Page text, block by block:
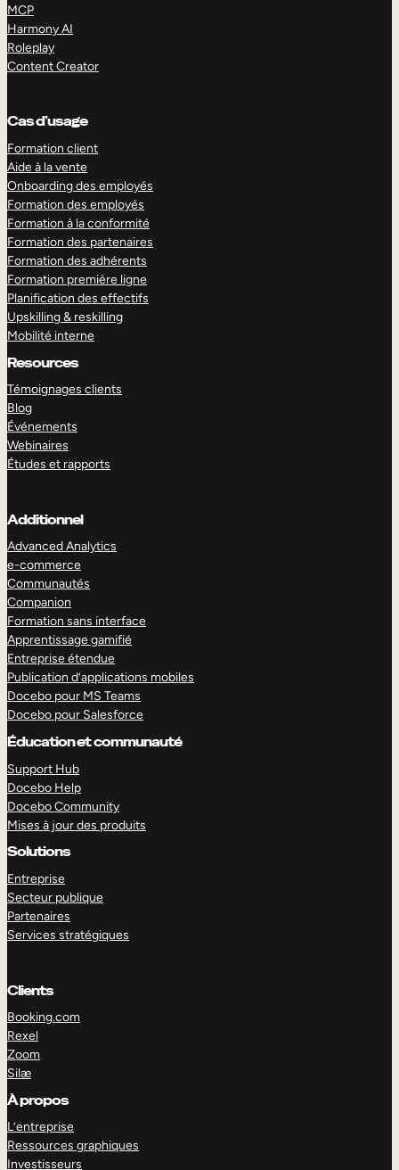
MCP
Harmony AI
Roleplay
Content Creator
Cas d’usage
Formation client
Aide à la vente
Onboarding des employés
Formation des employés
Formation à la conformité
Formation des partenaires
Formation des adhérents
Formation première ligne
Planification des effectifs
Upskilling & reskilling
Mobilité interne
Resources
Témoignages clients
Blog
Événements
Webinaires
Études et rapports
Additionnel
Advanced Analytics
e-commerce
Communautés
Companion
Formation sans interface
Apprentissage gamifié
Entreprise étendue
Publication d’applications mobiles
Docebo pour MS Teams
Docebo pour Salesforce
Éducation et communauté
Support Hub
Docebo Help
Docebo Community
Mises à jour des produits
Solutions
Entreprise
Secteur publique
Partenaires
Services stratégiques
Clients
Booking.com
Rexel
Zoom
Silæ
À propos
L’entreprise
Ressources graphiques
Investisseurs